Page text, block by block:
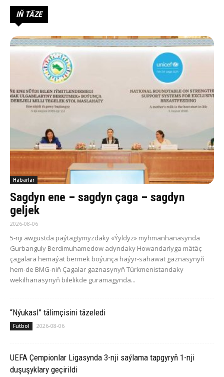
IŇ TÄZE
Habarlar
Sagdyn ene – sagdyn çaga – sagdyn
geljek
2026-08-06
5-nji awgustda paýtagtymyzdaky «Ýyldyz» myhmanhanasynda
Gurbanguly Berdimuhamedow adyndaky Howandarlyga mätäç
çagalara hemaýat bermek boýunça haýyr-sahawat gaznasynyň
hem-de BMG-niň Çagalar gaznasynyň Türkmenistandaky
wekilhanasynyň bilelikde guramagynda...
“Nýukasl” tälimçisini täzeledi
Futbol 2026-08-06
UEFA Çempionlar Ligasynda 3-nji saýlama tapgyryň 1-nji
duşuşyklary geçirildi